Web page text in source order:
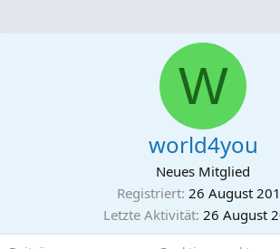
W
world4you
Neues Mitglied
Registriert 26 August
Letzte Aktivität 26 August